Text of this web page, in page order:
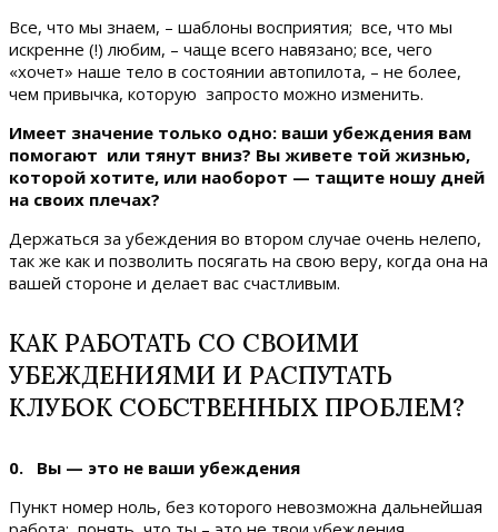
Все, что мы знаем, – шаблоны восприятия; все, что мы
искренне (!) любим, – чаще всего навязано; все, чего
«хочет» наше тело в состоянии автопилота, – не более,
чем привычка, которую запросто можно изменить.
Имеет значение только одно: ваши убеждения вам
помогают или тянут вниз? Вы живете той жизнью,
которой хотите, или наоборот — тащите ношу дней
на своих плечах?
Держаться за убеждения во втором случае очень нелепо,
так же как и позволить посягать на свою веру, когда она на
вашей стороне и делает вас счастливым.
КАК РАБОТАТЬ СО СВОИМИ
УБЕЖДЕНИЯМИ И РАСПУТАТЬ
КЛУБОК СОБСТВЕННЫХ ПРОБЛЕМ?
0. Вы — это не ваши убеждения
Пункт номер ноль, без которого невозможна дальнейшая